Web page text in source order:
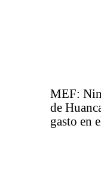
MEF:
de
gasto en